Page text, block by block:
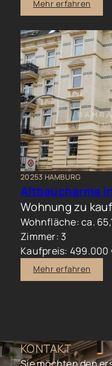
Mehr erfahren
20253 HAMBURG
Wohnung zu
Wohnfläche: ca.
Zimmer: 3
Kaufpreis: 499.000
Mehr erfahren
KONTAKT